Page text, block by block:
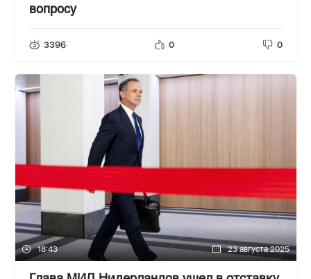
вопросу
3396 0 0
18:43 23 августа 2025